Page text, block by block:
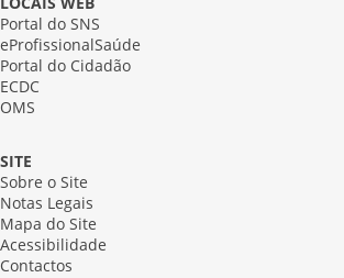
LOCAIS WEB
Portal do SNS
eProfissionalSaúde
Portal do Cidadão
ECDC
OMS
SITE
Sobre o Site
Notas Legais
Mapa do Site
Acessibilidade
Contactos